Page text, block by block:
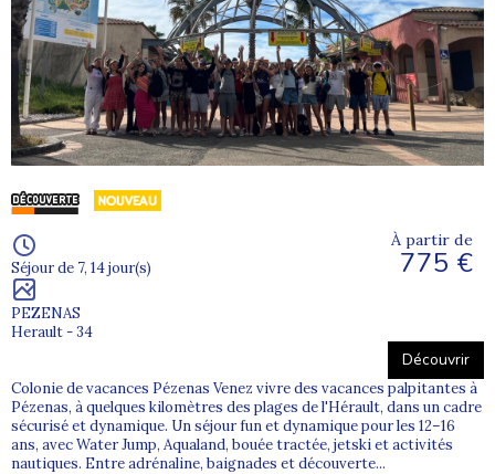
Séjour de 7, 14 jour(s)
PEZENAS
Herault - 34
À partir de
775 €
Découvrir
Colonie de vacances Pézenas Venez vivre des vacances palpitantes à
Pézenas, à quelques kilomètres des plages de l'Hérault, dans un cadre
sécurisé et dynamique. Un séjour fun et dynamique pour les 12–16
ans, avec Water Jump, Aqualand, bouée tractée, jetski et activités
nautiques. Entre adrénaline, baignades et découverte...